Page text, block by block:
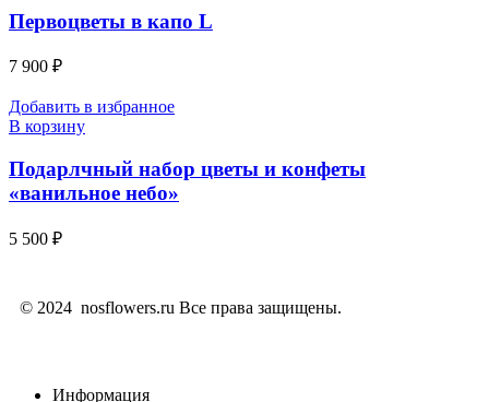
Первоцветы в капо L
7 900 ₽
Добавить в избранное
В корзину
Подарлчный набор цветы и конфеты
«ванильное небо»
5 500 ₽
© 2024 nosflowers.ru Все права защищены.
Информация